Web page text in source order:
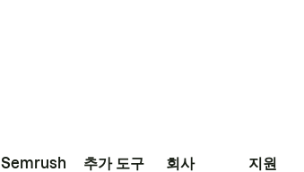
Semrush 추가 도구 회사 지원